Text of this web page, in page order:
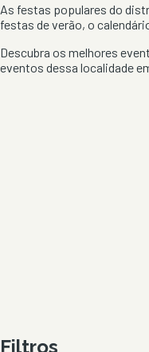
As festas populares do
festas de verão, o
Descubra os melhores
eventos dessa localidade
Filtros